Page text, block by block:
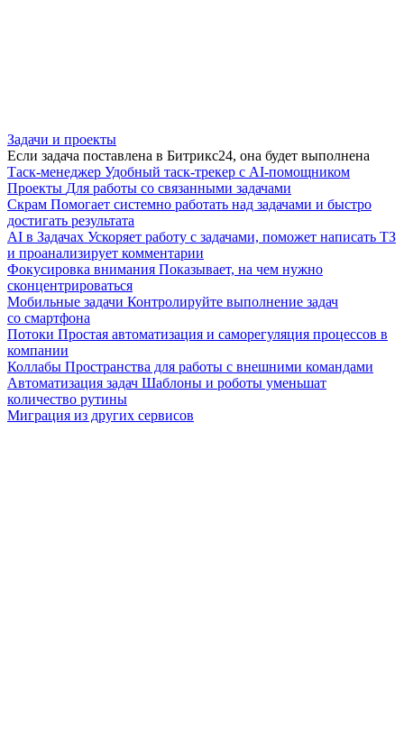
Задачи и проекты
Если задача поставлена в Битрикс24, она будет выполнена
Таск-менеджер Удобный таск-трекер с AI-помощником
Проекты Для работы со связанными задачами
Скрам Помогает системно работать над задачами и быстро
достигать результата
AI в Задачах Ускоряет работу с задачами, поможет написать ТЗ
и проанализирует комментарии
Фокусировка внимания Показывает, на чем нужно
сконцентрироваться
Мобильные задачи Контролируйте выполнение задач
со смартфона
Потоки Простая автоматизация и саморегуляция процессов в
компании
Коллабы Пространства для работы с внешними командами
Автоматизация задач Шаблоны и роботы уменьшат
количество рутины
Миграция из других сервисов